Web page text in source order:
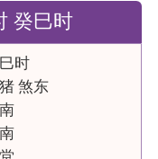
癸巳时
时
煞东